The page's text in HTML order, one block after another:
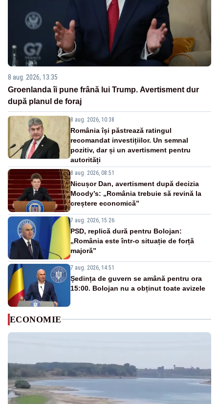
8 aug. 2026, 13:35
Groenlanda îi pune frână lui Trump. Avertisment dur
după planul de foraj
8 aug. 2026, 10:38
România își păstrează ratingul
recomandat investițiilor. Un semnal
pozitiv, dar și un avertisment pentru
autorități
8 aug. 2026, 08:51
Nicușor Dan, avertisment după decizia
Moody’s: „România trebuie să revină la
creștere economică”
7 aug. 2026, 15:26
PSD, replică dură pentru Bolojan:
„România este într-o situație de forță
majoră”
7 aug. 2026, 14:51
Ședința de guvern se amână pentru ora
15:00. Bolojan nu a obținut toate avizele
ECONOMIE